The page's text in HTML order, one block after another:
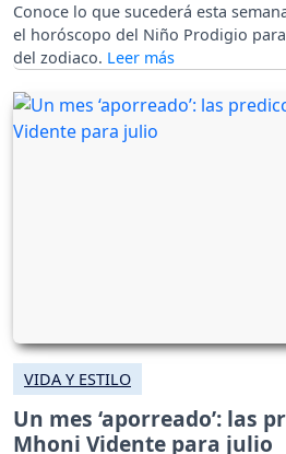
Conoce lo que sucederá esta
el horóscopo del Niño Prodigio
del zodiaco.
VIDA Y ESTILO
Un mes ‘aporreado’: las
Mhoni Vidente para julio